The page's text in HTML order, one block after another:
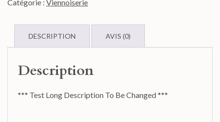
Catégorie : Viennoiserie
DESCRIPTION AVIS (0)
Description
*** Test Long Description To Be Changed ***